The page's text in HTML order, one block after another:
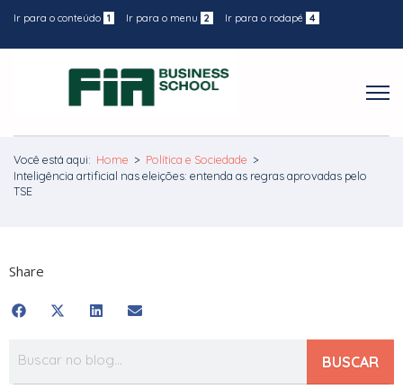
Ir para o conteúdo 1 Ir para o menu 2 Ir para o rodapé 4
Você está aqui: Home > Política e Sociedade >
Inteligência artificial nas eleições: entenda as regras aprovadas pelo
TSE
Share
BUSCAR